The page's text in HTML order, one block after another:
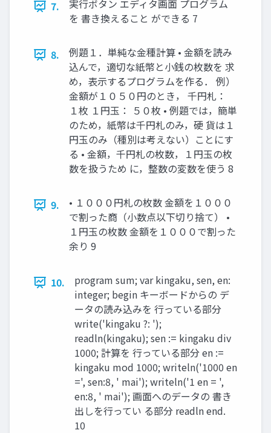
7.
実行ボタン エディタ画面 プログラム
を 書き換えること ができる 7
8.
例題１．単純な金種計算 • 金額を読み
込んで，適切な紙幣と小銭の枚数を 求
め，表示するプログラムを作る． 例）
金額が１０５０円のとき， 千円札：
１枚 １円玉： ５０枚 • 例題では，簡単
のため，紙幣は千円札のみ，硬 貨は１
円玉のみ（種別は考えない）ことにす
る • 金額，千円札の枚数，１円玉の枚
数を扱うため に，整数の変数を使う 8
9.
• １０００円札の枚数 金額を１０００
で割った商（小数点以下切り捨て） •
１円玉の枚数 金額を１０００で割った
余り 9
10.
program sum; var kingaku, sen, en:
integer; begin キーボードからの デ
ータの読み込みを 行っている部分
write('kingaku ?: ');
readln(kingaku); sen := kingaku div
1000; 計算を 行っている部分 en :=
kingaku mod 1000; writeln('1000 en
=', sen:8, ' mai'); writeln('1 en = ',
en:8, ' mai'); 画面へのデータの 書き
出しを行ってい る部分 readln end.
10